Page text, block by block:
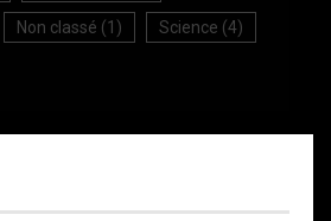
Non classé (1) Science (4)